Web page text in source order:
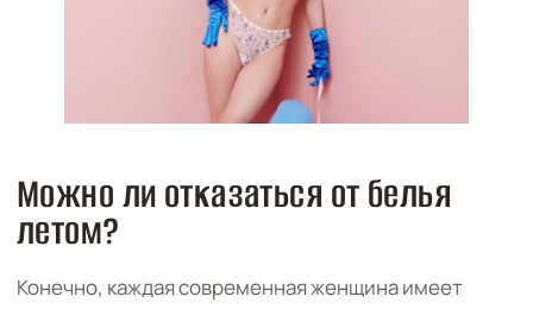
Можно ли отказаться от белья
летом?
Конечно, каждая современная женщина имеет